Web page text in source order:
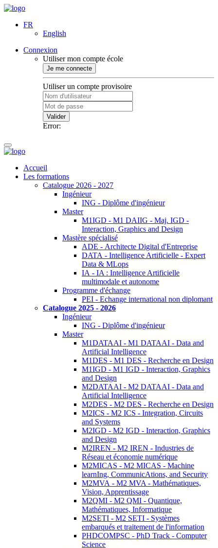
FR
English
Connexion
Utiliser mon compte école
Je me connecte
Utiliser un compte provisoire
Valider
Error:
Accueil
Les formations
Catalogue 2026 - 2027
Ingénieur
ING - Diplôme d'ingénieur
Master
M1IGD - M1 DAIIG - Maj. IGD -
Interaction, Graphics and Design
Mastère spécialisé
ADE - Architecte Digital d'Entreprise
DATA - Intelligence Artificielle - Expert
Data & MLops
IA - IA : Intelligence Artificielle
multimodale et autonome
Programme d'échange
PEI - Echange international non diplomant
Catalogue 2025 - 2026
Ingénieur
ING - Diplôme d'ingénieur
Master
M1DATAAI - M1 DATAAI - Data and
Artificial Intelligence
M1DES - M1 DES - Recherche en Design
M1IGD - M1 IGD - Interaction, Graphics
and Design
M2DATAAI - M2 DATAAI - Data and
Artificial Intelligence
M2DES - M2 DES - Recherche en Design
M2ICS - M2 ICS - Integration, Circuits
and Systems
M2IGD - M2 IGD - Interaction, Graphics
and Design
M2IREN - M2 IREN - Industries de
Réseau et économie numérique
M2MICAS - M2 MICAS - Machine
learnIng, CommunicAtions, and Security
M2MVA - M2 MVA - Mathématiques,
Vision, Apprentissage
M2QMI - M2 QMI - Quantique,
Mathématiques, Informatique
M2SETI - M2 SETI - Systèmes
embarqués et traitement de l'information
PHDCOMPSC - PhD Track - Computer
Science